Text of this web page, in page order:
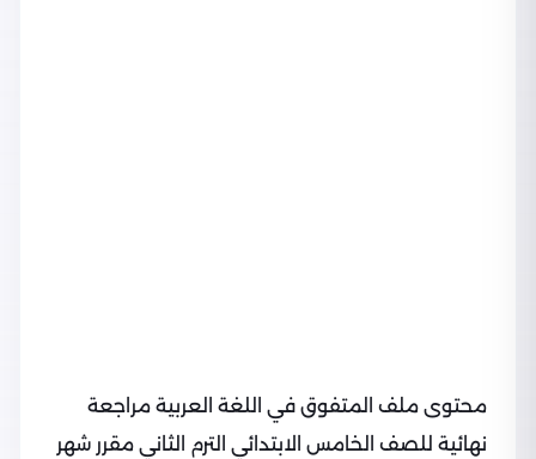
محتوى ملف المتفوق في اللغة العربية مراجعة
نهائية للصف الخامس الابتدائي الترم الثاني مقرر شهر